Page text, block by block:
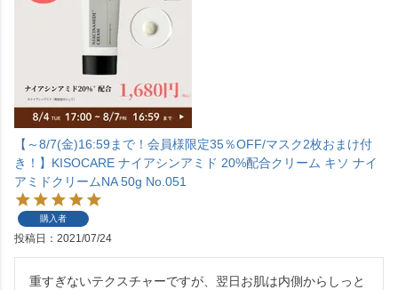
【～8/7(金)16:59まで！会員様限定35％OFF/マスク2枚おまけ付
き！】KISOCARE ナイアシンアミド 20%配合クリーム キソ ナイ
アミドクリームNA 50g No.051
購入者
投稿日 2021/07/24
重すぎないテクスチャーですが、翌日お肌は内側からしっと